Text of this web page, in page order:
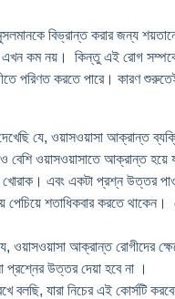
বিভ্রান্ত করার জন্য
কম নয়। কিন্তু এই রোগ সম্পর্কে
পরিণত করতে পারে। কারণ
যে, ওয়াসওয়াসা আক্রান্ত
বেশি ওয়াসওয়াসাতে আক্রান্ত
এবং একটা প্রশ্ন উত্তর
শতাধিকবার করতে থাকেন।
ওয়াসওয়াসা আক্রান্ত রোগীদের
প্রশ্নের উত্তর দেয়া হবে না ।
যারা নিচের এই কোর্সটি